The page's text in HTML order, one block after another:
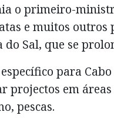
o primeiro-
e muitos outros
Sal, que se
para
projectos em
pescas.